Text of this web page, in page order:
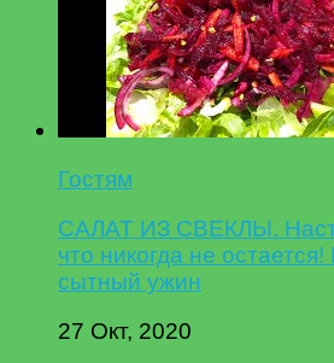
Гостям
САЛАТ ИЗ СВЕКЛЫ.
что никогда не
сытный ужин
27 Окт, 2020